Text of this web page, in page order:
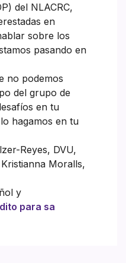
del NLACRC,
en
sobre los
pasando en
no podemos
del grupo de
en tu
hagamos en tu
Reyes, DVU,
Moralls,
y
para sa